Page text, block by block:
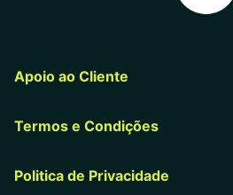
Apoio ao Cliente
Termos e Condições
Politica de Privacidade